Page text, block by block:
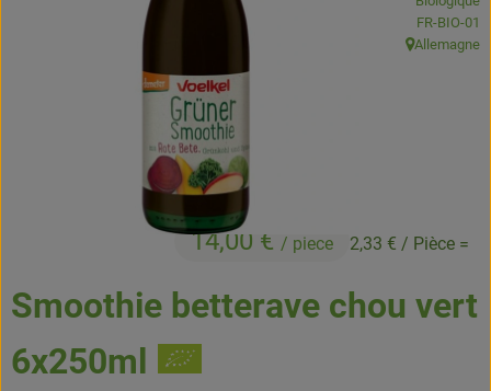
Cosmétique et hygiène
Smoothie betterave chou vert
6x250ml
14,00 € / piece 2,33 € / Pièce =
, Autorité
FR-BIO-01
, Origine:
Allemagne